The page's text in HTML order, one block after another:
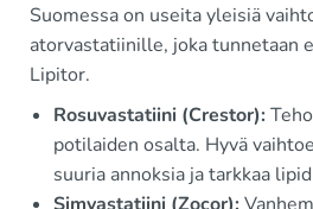
Suomessa on useita yleisiä
atorvastatiinille, joka tunnetaan
Lipitor.
Rosuvastatiini (Crestor):
potilaiden osalta. Hyvä
suuria annoksia ja tarkkaa
Simvastatiini (Zocor):